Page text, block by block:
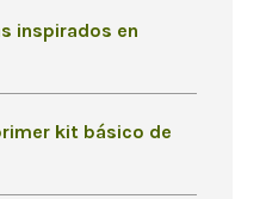
inspirados en
kit básico de